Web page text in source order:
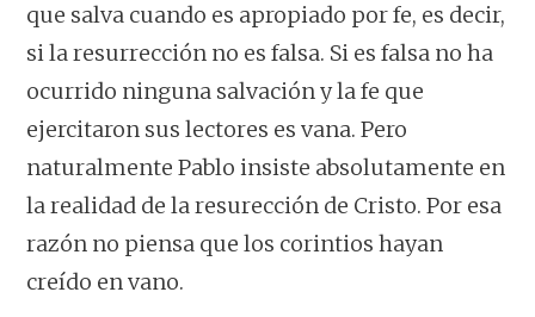
que salva cuando es apropiado por fe, es decir,
si la resurrección no es falsa. Si es falsa no ha
ocurrido ninguna salvación y la fe que
ejercitaron sus lectores es vana. Pero
naturalmente Pablo insiste absolutamente en
la realidad de la resurección de Cristo. Por esa
razón no piensa que los corintios hayan
creído en vano.